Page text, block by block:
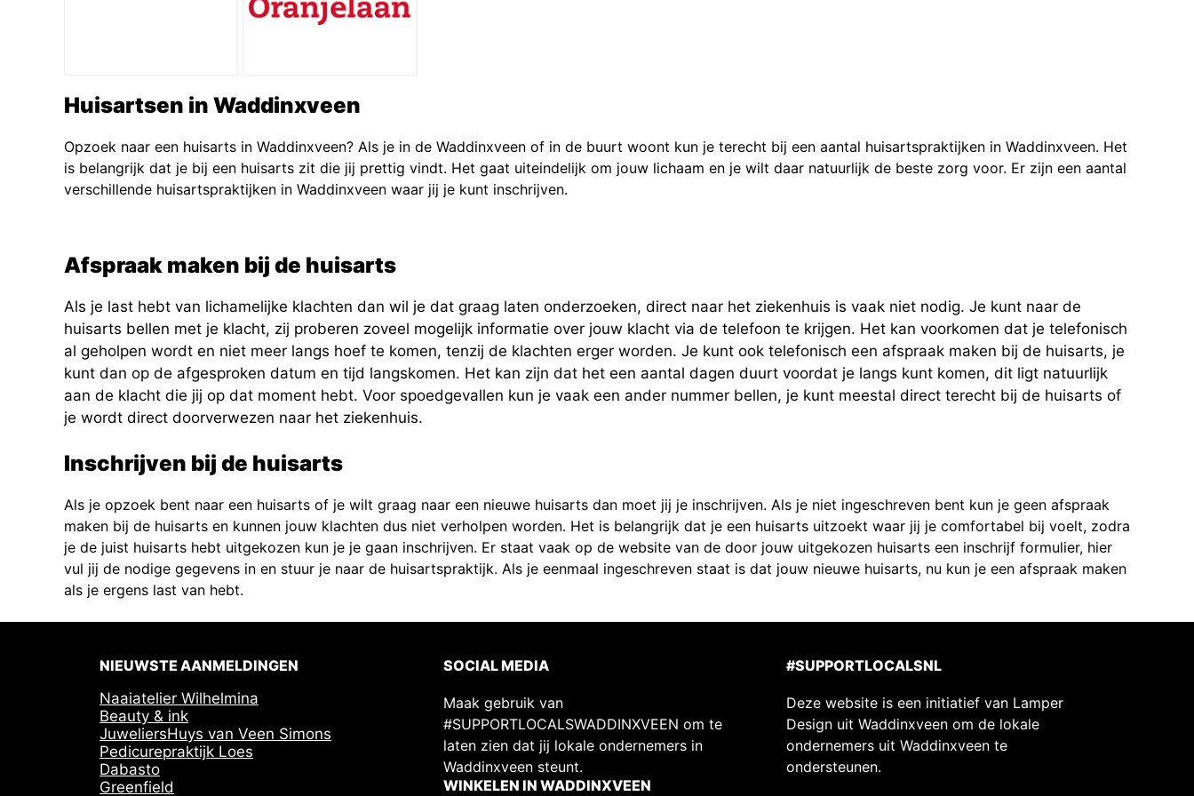
Huisartsen in Waddinxveen
Opzoek naar een huisarts in Waddinxveen? Als je in de Waddinxveen of in de buurt woont kun je terecht bij een aantal huisartspraktijken in Waddinxveen. Het
is belangrijk dat je bij een huisarts zit die jij prettig vindt. Het gaat uiteindelijk om jouw lichaam en je wilt daar natuurlijk de beste zorg voor. Er zijn een aantal
verschillende huisartspraktijken in Waddinxveen waar jij je kunt inschrijven.
Afspraak maken bij de huisarts
Als je last hebt van lichamelijke klachten dan wil je dat graag laten onderzoeken, direct naar het ziekenhuis is vaak niet nodig. Je kunt naar de
huisarts bellen met je klacht, zij proberen zoveel mogelijk informatie over jouw klacht via de telefoon te krijgen. Het kan voorkomen dat je telefonisch
al geholpen wordt en niet meer langs hoef te komen, tenzij de klachten erger worden. Je kunt ook telefonisch een afspraak maken bij de huisarts, je
kunt dan op de afgesproken datum en tijd langskomen. Het kan zijn dat het een aantal dagen duurt voordat je langs kunt komen, dit ligt natuurlijk
aan de klacht die jij op dat moment hebt. Voor spoedgevallen kun je vaak een ander nummer bellen, je kunt meestal direct terecht bij de huisarts of
je wordt direct doorverwezen naar het ziekenhuis.
Inschrijven bij de huisarts
Als je opzoek bent naar een huisarts of je wilt graag naar een nieuwe huisarts dan moet jij je inschrijven. Als je niet ingeschreven bent kun je geen afspraak
maken bij de huisarts en kunnen jouw klachten dus niet verholpen worden. Het is belangrijk dat je een huisarts uitzoekt waar jij je comfortabel bij voelt, zodra
je de juist huisarts hebt uitgekozen kun je je gaan inschrijven. Er staat vaak op de website van de door jouw uitgekozen huisarts een inschrijf formulier, hier
vul jij de nodige gegevens in en stuur je naar de huisartspraktijk. Als je eenmaal ingeschreven staat is dat jouw nieuwe huisarts, nu kun je een afspraak maken
als je ergens last van hebt.
NIEUWSTE AANMELDINGEN
Naaiatelier Wilhelmina
Beauty & ink
JuweliersHuys van Veen Simons
Pedicurepraktijk Loes
Dabasto
Greenfield
SOCIAL MEDIA
Maak gebruik van
#SUPPORTLOCALSWADDINXVEEN om te
laten zien dat jij lokale ondernemers in
Waddinxveen steunt.
WINKELEN IN WADDINXVEEN
#SUPPORTLOCALSNL
Deze website is een initiatief van Lamper
Design uit Waddinxveen om de lokale
ondernemers uit Waddinxveen te
ondersteunen.